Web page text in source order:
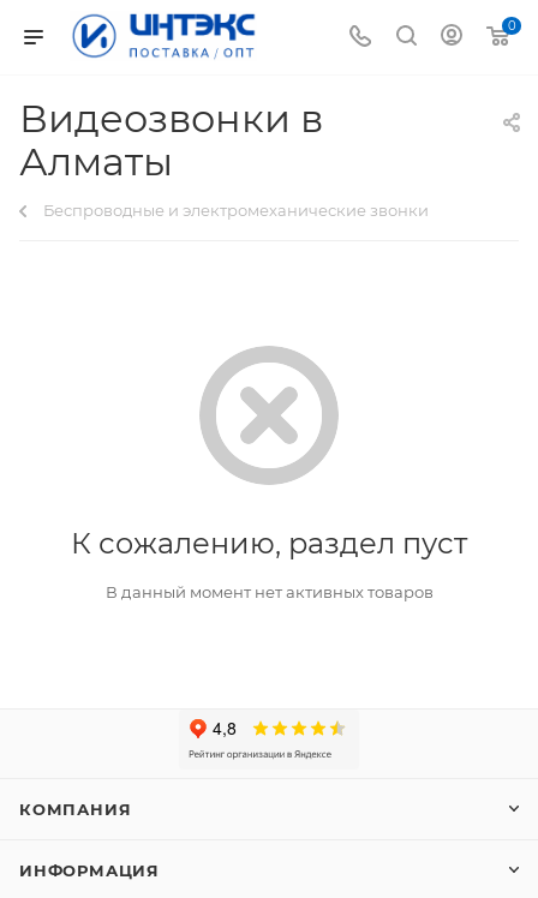
0
Видеозвонки в
Алматы
Беспроводные и электромеханические звонки
К сожалению, раздел пуст
В данный момент нет активных товаров
КОМПАНИЯ
ИНФОРМАЦИЯ